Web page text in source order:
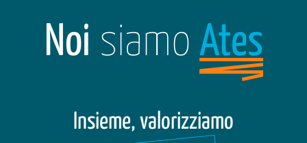
Noi siamo Ates
Insieme, valorizziamo